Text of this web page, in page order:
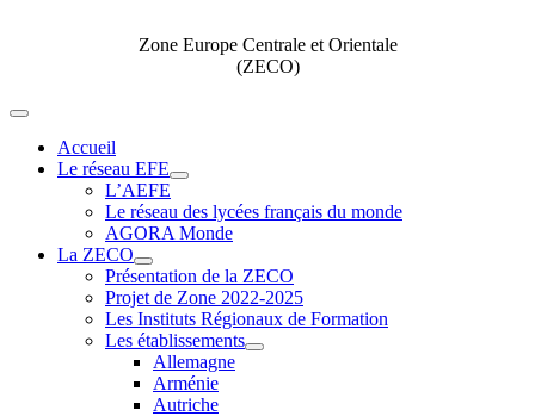
Zone Europe Centrale et Orientale
(ZECO)
Toggle
NavigationAccueil
Le réseau EFE
L’AEFE
Le réseau des lycées français du monde
AGORA Monde
La ZECO
Présentation de la ZECO
Projet de Zone 2022-2025
Les Instituts Régionaux de Formation
Les établissements
Allemagne
Arménie
Autriche